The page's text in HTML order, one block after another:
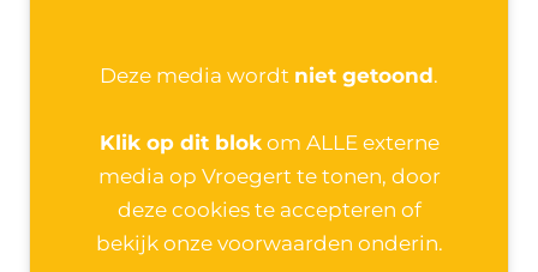
Deze media wordt niet getoond.
Klik op dit blokom ALLE externe
media op Vroegert te tonen, door
deze cookies te accepteren of
bekijk onze voorwaarden onderin.